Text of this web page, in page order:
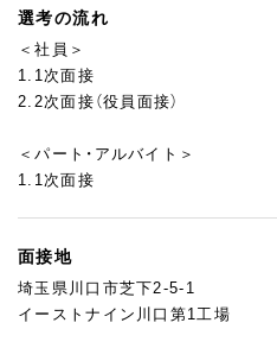
選考の流れ
＜社員＞
1.1次面接
2.2次面接（役員面接）
＜パート・アルバイト＞
1.1次面接
面接地
埼玉県川口市芝下2-5-1
イーストナイン川口第1工場